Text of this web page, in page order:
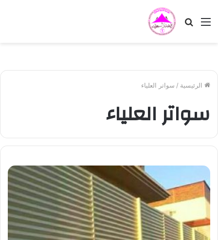
القائمة بحث
الرئيسية / سواتر العلياء
سواتر العلياء